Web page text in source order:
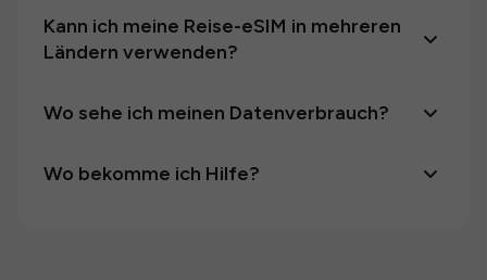
Kann ich meine Reise-eSIM in mehreren
Ländern verwenden?
Wo sehe ich meinen Datenverbrauch?
Wo bekomme ich Hilfe?